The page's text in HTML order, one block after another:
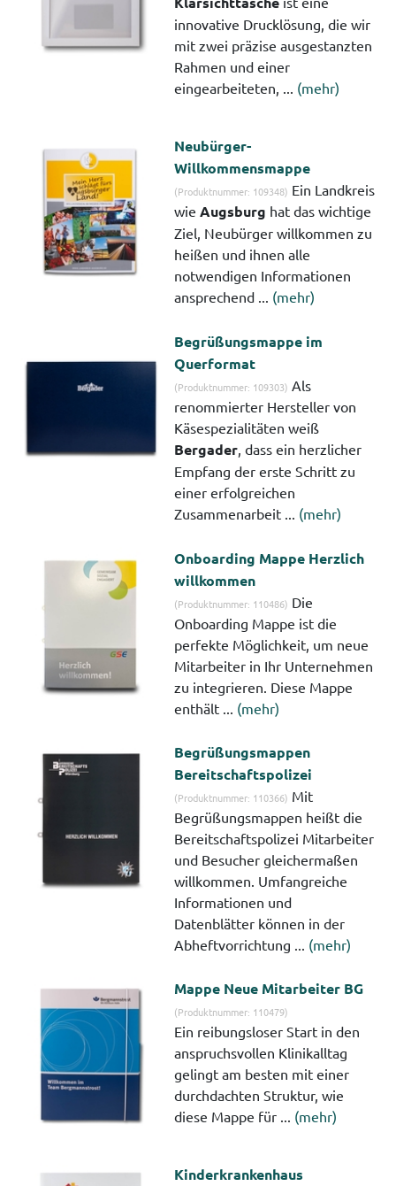
innovative Drucklösung, die wir
mit zwei präzise ausgestanzten
Rahmen und einer
eingearbeiteten, ... (mehr)
Neubürger-
Willkommensmappe
(Produktnummer: 109348) Ein Landkreis
wieAugsburg hat das wichtige
Ziel, Neubürger willkommen zu
heißen und ihnen alle
notwendigen Informationen
ansprechend ... (mehr)
Begrüßungsmappe im
Querformat
(Produktnummer: 109303) Als
renommierter Hersteller von
Käsespezialitäten weiß
Bergader, dass ein herzlicher
Empfang der erste Schritt zu
einer erfolgreichen
Zusammenarbeit ... (mehr)
Onboarding Mappe Herzlich
willkommen
(Produktnummer: 110486) Die
Onboarding Mappe ist die
perfekte Möglichkeit, um neue
Mitarbeiter in Ihr Unternehmen
zu integrieren. Diese Mappe
enthält ... (mehr)
Begrüßungsmappen
Bereitschaftspolizei
(Produktnummer: 110366) Mit
Begrüßungsmappen heißt die
Bereitschaftspolizei Mitarbeiter
und Besucher gleichermaßen
willkommen. Umfangreiche
Informationen und
Datenblätter können in der
Abheftvorrichtung ... (mehr)
Mappe Neue Mitarbeiter BG
(Produktnummer: 110479)
Ein reibungsloser Start in den
anspruchsvollen Klinikalltag
gelingt am besten mit einer
durchdachten Struktur, wie
diese Mappe für ... (mehr)
Kinderkrankenhaus